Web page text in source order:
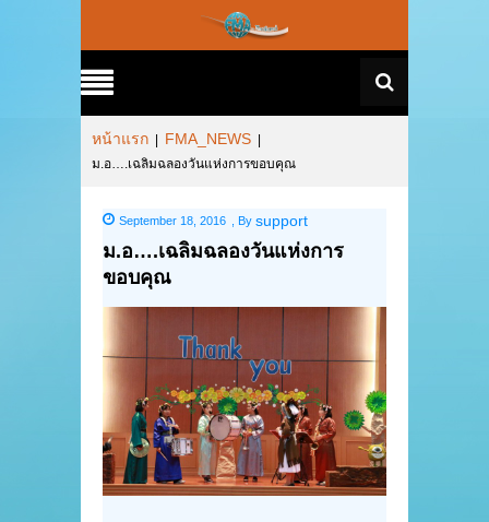
หน้าแรก FMA_NEWS
ม.อ….เฉลิมฉลองวันแห่งการขอบคุณ
September 18, 2016 By support
ม.อ….เฉลิมฉลองวันแห่งการ
ขอบคุณ